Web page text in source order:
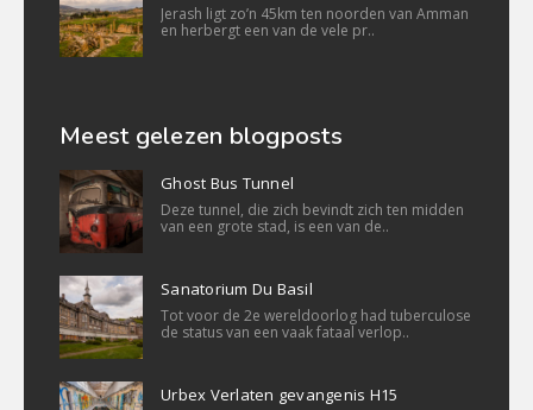
Jerash ligt zo’n 45km ten noorden van Amman
en herbergt een van de vele pr..
Meest gelezen blogposts
Ghost Bus Tunnel
Deze tunnel, die zich bevindt zich ten midden
van een grote stad, is een van de..
Sanatorium Du Basil
Tot voor de 2e wereldoorlog had tuberculose
de status van een vaak fataal verlop..
Urbex Verlaten gevangenis H15